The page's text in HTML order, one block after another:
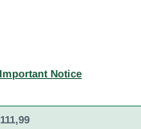
Notice